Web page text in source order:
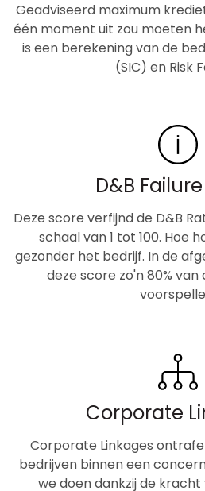
Geadviseerd maximum
één moment uit zou moeten
is een berekening van de
(SIC) en Risk
D&B
Deze score verfijnd de D&B
schaal van 1 tot 100. Hoe
gezonder het bedrijf. In de
deze score zo'n 80%
Corporate
Corporate Linkages
bedrijven binnen een
we doen dankzij de